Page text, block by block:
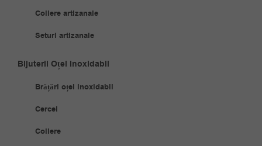
Coliere artizanale
Seturi artizanale
Bijuterii Oțel Inoxidabil
Brățări oțel inoxidabil
Cercei
Coliere